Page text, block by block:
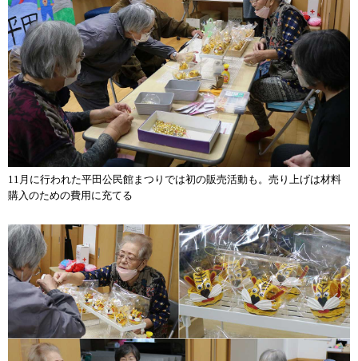
11月に行われた平田公民館まつりでは初の販売活動も。売り上げは材料
購入のための費用に充てる